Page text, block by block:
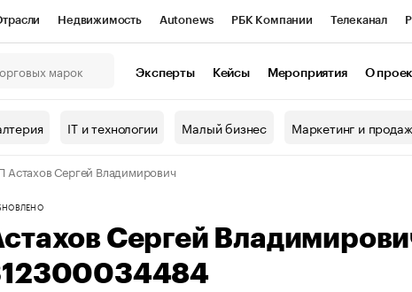
Недвижимость Autonews РБК Компании Телеканал
Проверка контрагентов
Эксперты Кейсы Мероприятия О
IT и технологии Малый бизнес Маркетинг и
Астахов Сергей Владимирович
Сергей